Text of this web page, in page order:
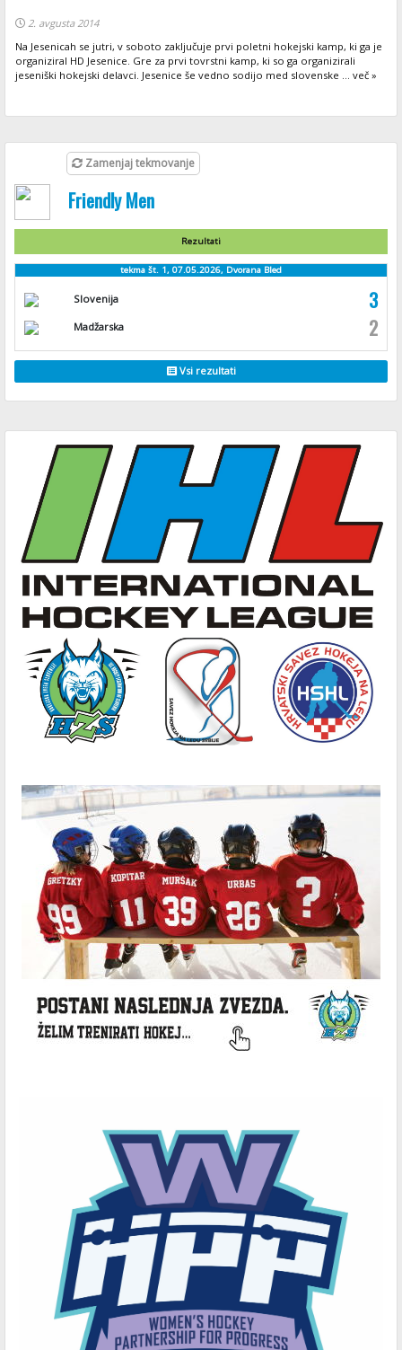
2. avgusta 2014
Na Jesenicah se jutri, v soboto zaključuje prvi poletni hokejski kamp, ki ga je
organiziral HD Jesenice. Gre za prvi tovrstni kamp, ki so ga organizirali
jeseniški hokejski delavci. Jesenice še vedno sodijo med slovenske ... več »
Zamenjaj tekmovanje
Friendly Men
Rezultati
tekma št. 1, 07.05.2026, Dvorana Bled
Slovenija 3
Madžarska 2
Vsi rezultati